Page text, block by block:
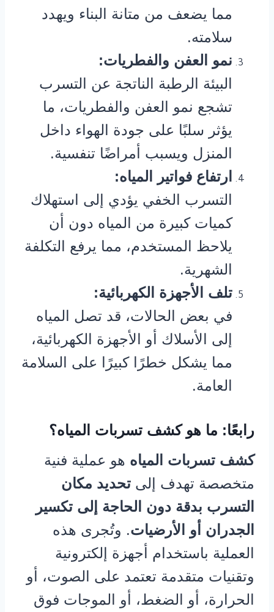
مما يضعف من متانة البناء ويهدد
سلامته.
نمو العفن والفطريات:
البيئة الرطبة الناتجة عن التسرب
تشجع نمو العفن والفطريات، ما
يؤثر سلبًا على جودة الهواء داخل
المنزل ويسبب أمراضًا تنفسية.
ارتفاع فواتير المياه:
التسرب الخفي يؤدي إلى استهلاك
كميات كبيرة من المياه دون أن
يلاحظ المستخدم، مما يرفع التكلفة
الشهرية.
تلف الأجهزة الكهربائية:
في بعض الحالات، قد تصل المياه
إلى الأسلاك أو الأجهزة الكهربائية،
مما يشكل خطرًا كبيرًا على السلامة
العامة.
رابعًا: ما هو كشف تسربات المياه؟
كشف تسربات المياه هو عملية فنية
متخصصة تهدف إلى تحديد مكان
التسرب بدقة دون الحاجة إلى تكسير
الجدران أو الأرضيات. وتُجرى هذه
العملية باستخدام أجهزة إلكترونية
وتقنيات متقدمة تعتمد على الصوت، أو
الحرارة، أو الضغط، أو الموجات فوق